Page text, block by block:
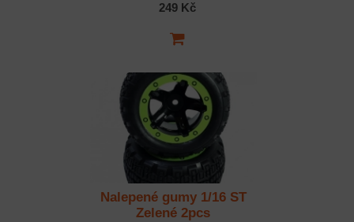
249 Kč
Nalepené gumy 1/16 ST
Zelené 2pcs